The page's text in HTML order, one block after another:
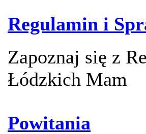
Regulamin i
Zapoznaj się z
Łódzkich Mam
Powitania